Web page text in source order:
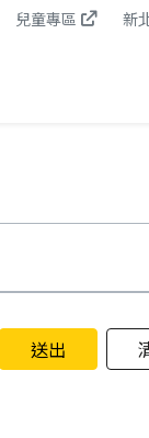
兒童專區 新